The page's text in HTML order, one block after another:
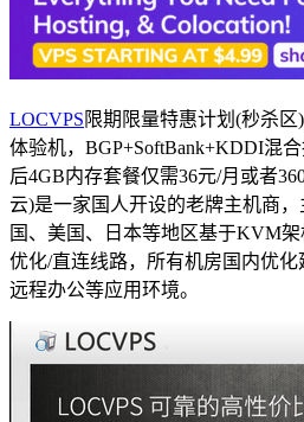
LOCVPS 限期限量特惠计划(秒杀
体验机，BGP+SoftBank+KDDI混
后4GB内存套餐仅需36元/月或者
云)是一家国人开设的老牌主机商
国、美国、日本等地区基于KVM
优化/直连线路，所有机房国内优
远程办公等应用环境。